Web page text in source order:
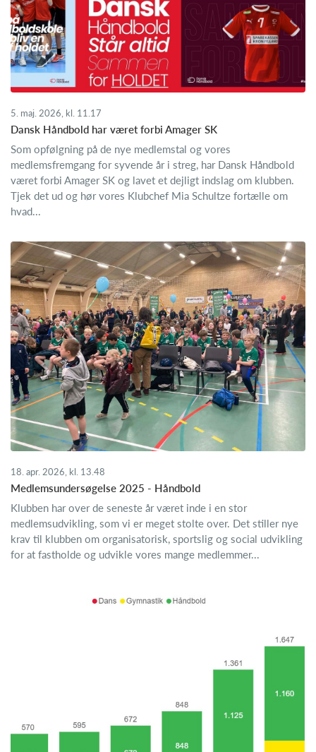
5. maj. 2026, kl. 11.17
Dansk Håndbold har været forbi Amager SK
Som opfølgning på de nye medlemstal og vores
medlemsfremgang for syvende år i streg, har Dansk Håndbold
været forbi Amager SK og lavet et dejligt indslag om klubben.
Tjek det ud og hør vores Klubchef Mia Schultze fortælle om
hvad...
18. apr. 2026, kl. 13.48
Medlemsundersøgelse 2025 - Håndbold
Klubben har over de seneste år været inde i en stor
medlemsudvikling, som vi er meget stolte over. Det stiller nye
krav til klubben om organisatorisk, sportslig og social udvikling
for at fastholde og udvikle vores mange medlemmer...